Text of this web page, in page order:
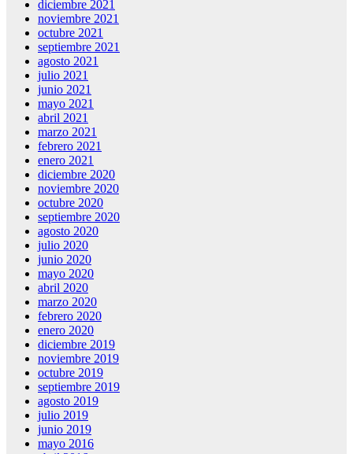
diciembre 2021
noviembre 2021
octubre 2021
septiembre 2021
agosto 2021
julio 2021
junio 2021
mayo 2021
abril 2021
marzo 2021
febrero 2021
enero 2021
diciembre 2020
noviembre 2020
octubre 2020
septiembre 2020
agosto 2020
julio 2020
junio 2020
mayo 2020
abril 2020
marzo 2020
febrero 2020
enero 2020
diciembre 2019
noviembre 2019
octubre 2019
septiembre 2019
agosto 2019
julio 2019
junio 2019
mayo 2016